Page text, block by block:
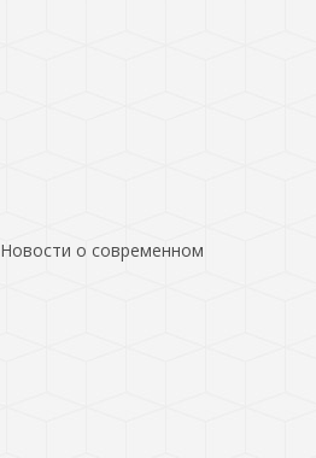
Новости о современном